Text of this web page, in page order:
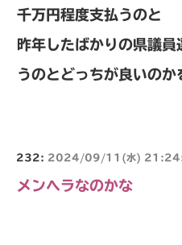
千万円程度支払うのと
昨年したばかりの県議
うのとどっちが良いのか
232: 2024/09/11(水)
メンヘラなのかな